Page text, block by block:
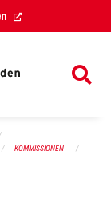
(External Link)
KOMMISSIONEN